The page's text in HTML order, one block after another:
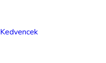
Kedvencek